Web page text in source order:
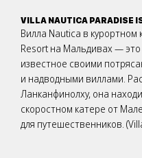
VILLA NAUTICA PARADISE
Вилла Nautica в
Resort на Мальдивах —
известное своими
и надводными виллами.
Ланканфинолху, она
скоростном катере от
для путешественников.